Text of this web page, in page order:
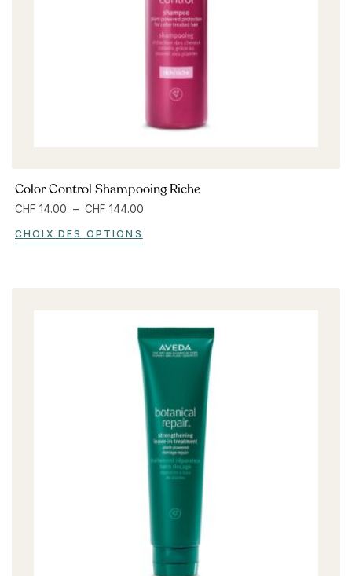
Color Control Shampooing Riche
CHF 14.00 – CHF 144.00
CHOIX DES OPTIONS